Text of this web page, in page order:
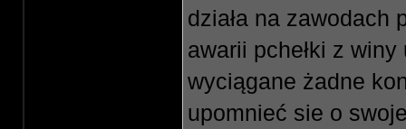
działa na zawodach
awarii pchełki z
wyciągane żadne
upomnieć sie o